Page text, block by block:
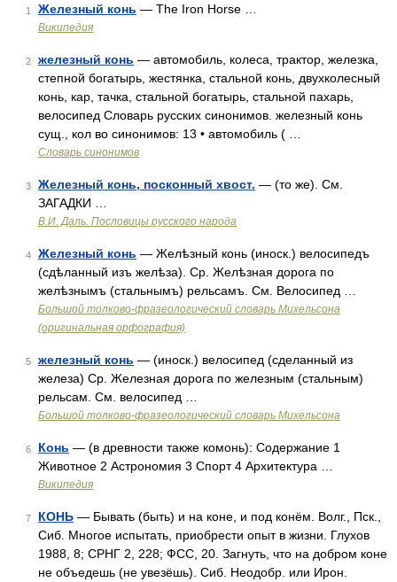
1 Железный конь — The Iron Horse …
Википедия
2 железный конь — автомобиль, колеса, трактор, железка,
степной богатырь, жестянка, стальной конь, двухколесный
конь, кар, тачка, стальной богатырь, стальной пахарь,
велосипед Словарь русских синонимов. железный конь
сущ., кол во синонимов: 13 • автомобиль ( …
Словарь синонимов
3 Железный конь, посконный хвост. — (то же). См.
ЗАГАДКИ …
В.И. Даль. Пословицы русского народа
4 Железный конь — Желѣзный конь (иноск.) велосипедъ
(сдѣланный изъ желѣза). Ср. Желѣзная дорога по
желѣзнымъ (стальнымъ) рельсамъ. См. Велосипед …
Большой толково-фразеологический словарь Михельсона
(оригинальная орфография)
5 железный конь — (иноск.) велосипед (сделанный из
железа) Ср. Железная дорога по железным (стальным)
рельсам. См. велосипед …
Большой толково-фразеологический словарь Михельсона
6 Конь — (в древности также комонь): Содержание 1
Животное 2 Астрономия 3 Спорт 4 Архитектура …
Википедия
7 КОНЬ — Бывать (быть) и на коне, и под конём. Волг., Пск.,
Сиб. Многое испытать, приобрести опыт в жизни. Глухов
1988, 8; СРНГ 2, 228; ФСС, 20. Загнуть, что на добром коне
не объедешь (не увезёшь). Сиб. Неодобр. или Ирон.